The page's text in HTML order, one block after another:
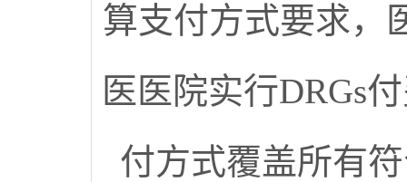
算支付方式要求，
医医院实行DRGs
付方式覆盖所有